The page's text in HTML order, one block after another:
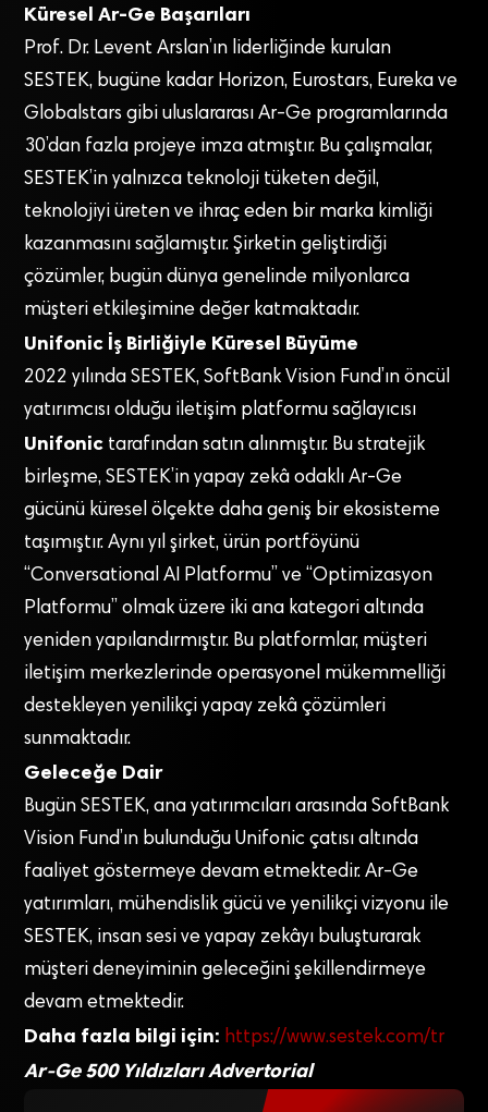
Küresel Ar-Ge Başarıları
Prof. Dr. Levent Arslan’ın liderliğinde kurulan
SESTEK, bugüne kadar Horizon, Eurostars, Eureka ve
Globalstars gibi uluslararası Ar-Ge programlarında
30’dan fazla projeye imza atmıştır. Bu çalışmalar,
SESTEK’in yalnızca teknoloji tüketen değil,
teknolojiyi üreten ve ihraç eden bir marka kimliği
kazanmasını sağlamıştır. Şirketin geliştirdiği
çözümler, bugün dünya genelinde milyonlarca
müşteri etkileşimine değer katmaktadır.
Unifonic İş Birliğiyle Küresel Büyüme
2022 yılında SESTEK, SoftBank Vision Fund’ın öncül
yatırımcısı olduğu iletişim platformu sağlayıcısı
Unifonic tarafından satın alınmıştır. Bu stratejik
birleşme, SESTEK’in yapay zekâ odaklı Ar-Ge
gücünü küresel ölçekte daha geniş bir ekosisteme
taşımıştır. Aynı yıl şirket, ürün portföyünü
“Conversational AI Platformu” ve “Optimizasyon
Platformu” olmak üzere iki ana kategori altında
yeniden yapılandırmıştır. Bu platformlar, müşteri
iletişim merkezlerinde operasyonel mükemmelliği
destekleyen yenilikçi yapay zekâ çözümleri
sunmaktadır.
Geleceğe Dair
Bugün SESTEK, ana yatırımcıları arasında SoftBank
Vision Fund’ın bulunduğu Unifonic çatısı altında
faaliyet göstermeye devam etmektedir. Ar-Ge
yatırımları, mühendislik gücü ve yenilikçi vizyonu ile
SESTEK, insan sesi ve yapay zekâyı buluşturarak
müşteri deneyiminin geleceğini şekillendirmeye
devam etmektedir.
Daha fazla bilgi için: https://www.sestek.com/tr
Ar-Ge 500 Yıldızları Advertorial